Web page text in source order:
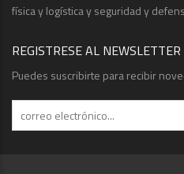
física y logística y seguridad y
REGISTRESE AL NEWSLETTER
Puedes suscribirte para recibir